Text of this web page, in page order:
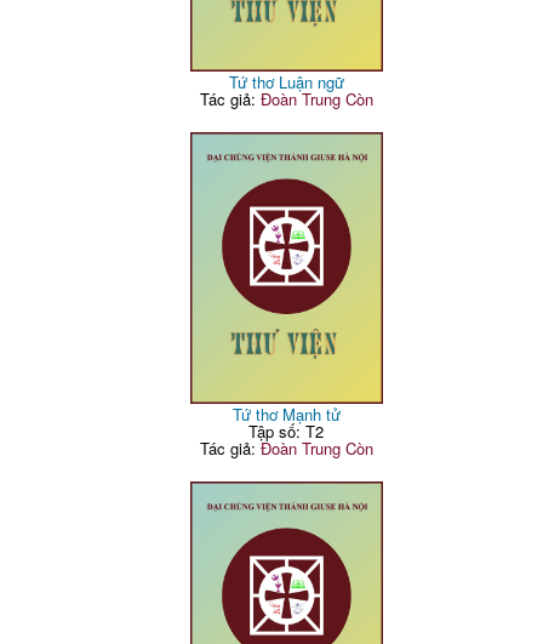
Tứ thơ Luận ngữ
Tác giả: Đoàn Trung Còn
Tứ thơ Mạnh tử
Tập số: T2
Tác giả: Đoàn Trung Còn